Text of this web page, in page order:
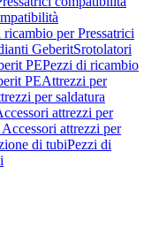
ricambio per Pressatrici
GeberitSrotolatori
PEPezzi di ricambio
PEAttrezzi per
per saldatura
attrezzi per
attrezzi per
di tubiPezzi di